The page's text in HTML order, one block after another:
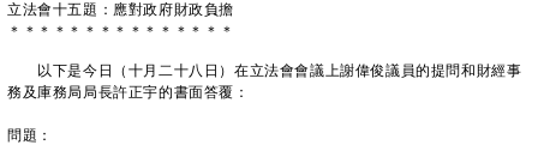
立法會十五題：應對政府財政負擔
＊ ＊ ＊ ＊ ＊ ＊ ＊ ＊ ＊ ＊ ＊ ＊ ＊ ＊ ＊
以下是今日（十月二十八日）在立法會會議上謝偉俊議員的提問和財經事
務及庫務局局長許正宇的書面答覆：
問題：